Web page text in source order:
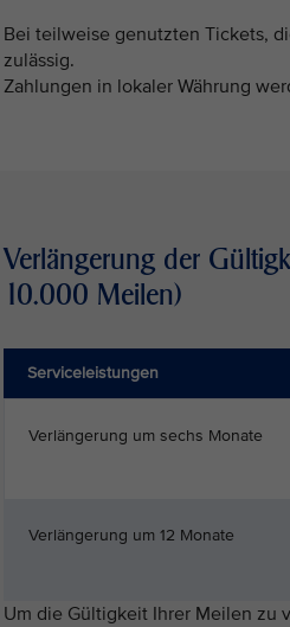
Bei teilweise genutzten Tickets,
zulässig.
Zahlungen in lokaler Währung
Verlängerung der
10.000 Meilen)
Serviceleistungen
Verlängerung um sechs Monate
Verlängerung um 12 Monate
Um die Gültigkeit Ihrer Meilen zu